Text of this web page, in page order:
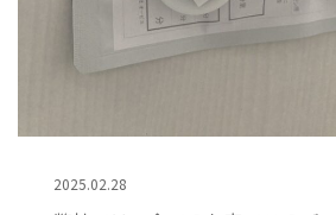
2025.02.28